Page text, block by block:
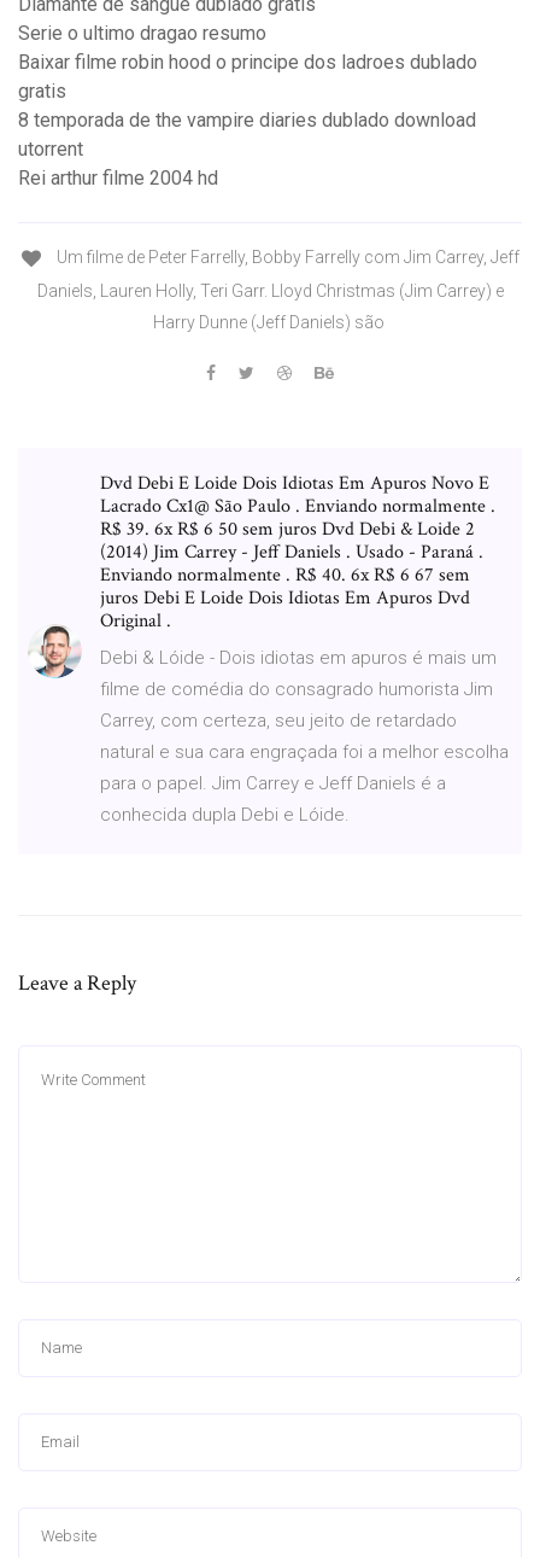
Diamante de sangue dublado gratis
Serie o ultimo dragao resumo
Baixar filme robin hood o principe dos ladroes dublado
gratis
8 temporada de the vampire diaries dublado download
utorrent
Rei arthur filme 2004 hd
Um filme de Peter Farrelly, Bobby Farrelly com Jim Carrey, Jeff
Daniels, Lauren Holly, Teri Garr. Lloyd Christmas (Jim Carrey) e
Harry Dunne (Jeff Daniels) são
Dvd Debi E Loide Dois Idiotas Em Apuros Novo E
Lacrado Cx1@ São Paulo . Enviando normalmente .
R$ 39. 6x R$ 6 50 sem juros Dvd Debi & Loide 2
(2014) Jim Carrey - Jeff Daniels . Usado - Paraná .
Enviando normalmente . R$ 40. 6x R$ 6 67 sem
juros Debi E Loide Dois Idiotas Em Apuros Dvd
Original .
Debi & Lóide - Dois idiotas em apuros é mais um
filme de comédia do consagrado humorista Jim
Carrey, com certeza, seu jeito de retardado
natural e sua cara engraçada foi a melhor escolha
para o papel. Jim Carrey e Jeff Daniels é a
conhecida dupla Debi e Lóide.
Leave a Reply